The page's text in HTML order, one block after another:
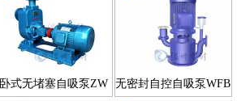
卧式无堵塞自吸泵ZW
无密封自控自吸泵WFB